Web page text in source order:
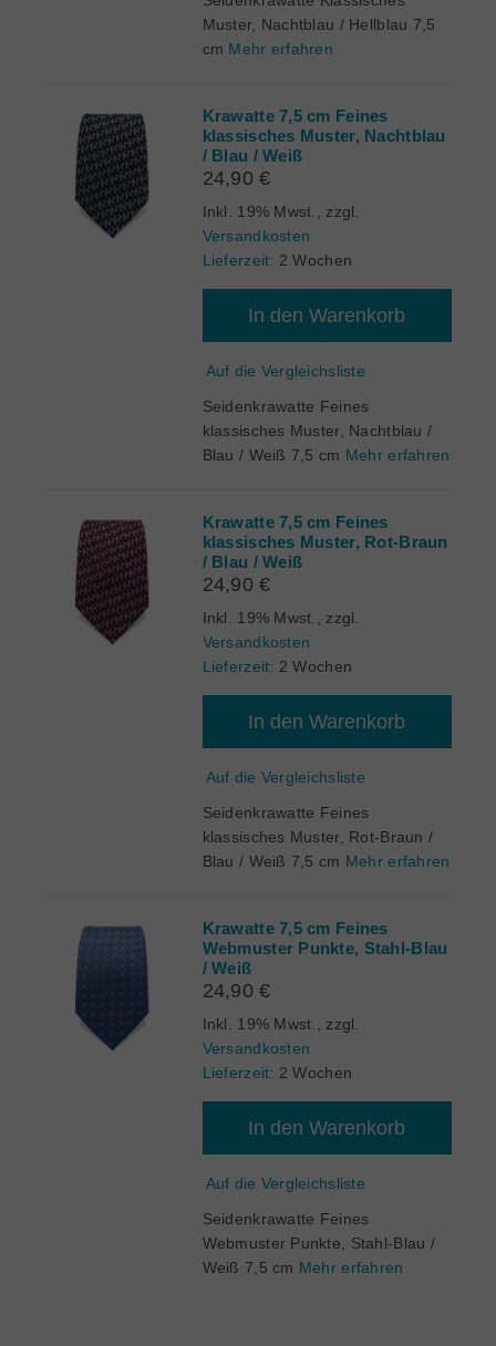
Muster, Nachtblau / Hellblau 7,5
cm Mehr erfahren
Krawatte 7,5 cm Feines
klassisches Muster, Nachtblau
/ Blau / Weiß
24,90 €
Inkl. 19% Mwst.
zzgl.
Versandkosten
Lieferzeit: 2 Wochen
In den Warenkorb
Auf die Vergleichsliste
Seidenkrawatte Feines
klassisches Muster, Nachtblau /
Blau / Weiß 7,5 cm Mehr erfahren
Krawatte 7,5 cm Feines
klassisches Muster, Rot-Braun
/ Blau / Weiß
24,90 €
Inkl. 19% Mwst.
zzgl.
Versandkosten
Lieferzeit: 2 Wochen
In den Warenkorb
Auf die Vergleichsliste
Seidenkrawatte Feines
klassisches Muster, Rot-Braun /
Blau / Weiß 7,5 cm Mehr erfahren
Krawatte 7,5 cm Feines
Webmuster Punkte, Stahl-Blau
/ Weiß
24,90 €
Inkl. 19% Mwst.
zzgl.
Versandkosten
Lieferzeit: 2 Wochen
In den Warenkorb
Auf die Vergleichsliste
Seidenkrawatte Feines
Webmuster Punkte, Stahl-Blau /
Weiß 7,5 cm Mehr erfahren